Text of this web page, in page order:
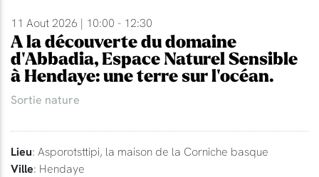
11 Aout 2026 | 10:00 - 12:30
A la découverte du domaine
d'Abbadia, Espace Naturel Sensible
à Hendaye: une terre sur l'océan.
Sortie nature
Lieu: Asporotsttipi, la maison de la Corniche basque
Ville: Hendaye